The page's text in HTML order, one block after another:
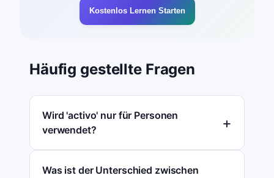
Kostenlos Lernen Starten
Häufig gestellte Fragen
Wird 'activo' nur für Personen
verwendet?
Was ist der Unterschied zwischen